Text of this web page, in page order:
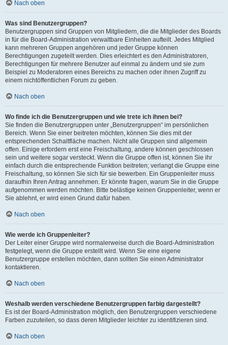
Nach oben
Was sind Benutzergruppen?
Benutzergruppen sind Gruppen von Mitgliedern, die die Mitglieder des Boards
in für die Board-Administration verwaltbare Einheiten aufteilt. Jedes Mitglied
kann mehreren Gruppen angehören und jeder Gruppe können
Berechtigungen zugeteilt werden. Dies erleichtert es den Administratoren,
Berechtigungen für mehrere Benutzer auf einmal zu ändern und sie zum
Beispiel zu Moderatoren eines Bereichs zu machen oder ihnen Zugriff zu
einem nichtöffentlichen Forum zu geben.
Nach oben
Wo finde ich die Benutzergruppen und wie trete ich ihnen bei?
Sie finden die Benutzergruppen unter „Benutzergruppen“ im persönlichen
Bereich. Wenn Sie einer beitreten möchten, können Sie dies mit der
entsprechenden Schaltfläche machen. Nicht alle Gruppen sind allgemein
offen. Einige erfordern erst eine Freischaltung, andere können geschlossen
sein und weitere sogar versteckt. Wenn die Gruppe offen ist, können Sie ihr
einfach durch die entsprechende Funktion beitreten; verlangt die Gruppe eine
Freischaltung, so können Sie sich für sie bewerben. Ein Gruppenleiter muss
daraufhin Ihren Antrag annehmen. Er könnte fragen, warum Sie in die Gruppe
aufgenommen werden möchten. Bitte belästige keinen Gruppenleiter, wenn er
Sie ablehnt, er wird einen Grund dafür haben.
Nach oben
Wie werde ich Gruppenleiter?
Der Leiter einer Gruppe wird normalerweise durch die Board-Administration
festgelegt, wenn die Gruppe erstellt wird. Wenn Sie eine eigene
Benutzergruppe erstellen möchten, dann sollten Sie einen Administrator
kontaktieren.
Nach oben
Weshalb werden verschiedene Benutzergruppen farbig dargestellt?
Es ist der Board-Administration möglich, den Benutzergruppen verschiedene
Farben zuzuteilen, so dass deren Mitglieder leichter zu identifizieren sind.
Nach oben